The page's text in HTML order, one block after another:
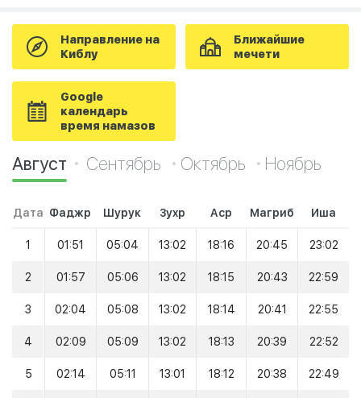
Направление на
Киблу
Ближайшие
мечети
Google
календарь
время намазов
Август Сентябрь Октябрь Ноябрь
Дата Фаджр Шурук Зухр Аср Магриб Иша
1 01:51 05:04 13:02 18:16 20:45 23:02
2 01:57 05:06 13:02 18:15 20:43 22:59
3 02:04 05:08 13:02 18:14 20:41 22:55
4 02:09 05:09 13:02 18:13 20:39 22:52
5 02:14 05:11 13:01 18:12 20:38 22:49